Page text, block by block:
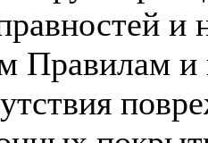
и
Правилам и